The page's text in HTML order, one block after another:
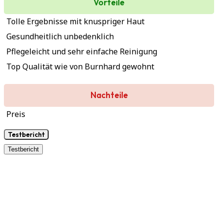
Tolle Ergebnisse mit knuspriger Haut
Gesundheitlich unbedenklich
Pflegeleicht und sehr einfache Reinigung
Top Qualität wie von Burnhard gewohnt
Nachteile
Preis
Testbericht
Testbericht